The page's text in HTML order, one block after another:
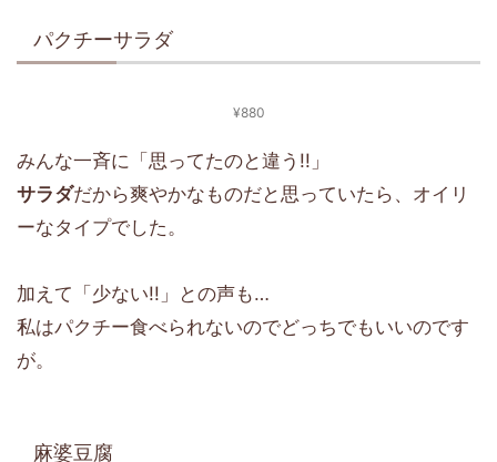
パクチーサラダ
¥880
みんな一斉に「思ってたのと違う!!」
サラダだから爽やかなものだと思っていたら、オイリ
ーなタイプでした。
加えて「少ない!!」との声も…
私はパクチー食べられないのでどっちでもいいのです
が。
麻婆豆腐